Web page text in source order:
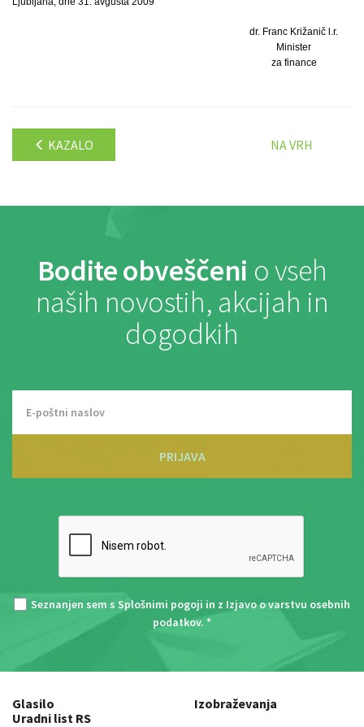
dr. Franc Križanič l.r.
Minister
za finance
KAZALO NA VRH
Bodite obveščeni o vseh
naših novostih, akcijah in
dogodkih
PRIJAVA
Seznanjen sem s Splošnimi pogoji in z Izjavo o varstvu osebnih
podatkov. *
Glasilo
Uradni list RS
Izobraževanja